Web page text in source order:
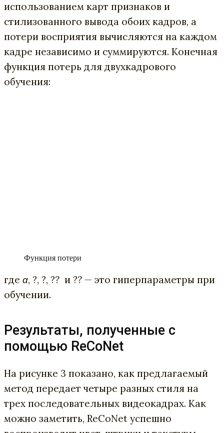
использованием карт признаков и
стилизованного вывода обоих кадров, а
потери восприятия вычисляются на каждом
кадре независимо и суммируются. Конечная
функция потерь для двухкадрового
обучения:
Функция потери
где α, ?, ?, ?? и ?? — это гиперпараметры при
обучении.
Результаты, полученные с
помощью ReCoNet
На рисунке 3 показано, как предлагаемый
метод передает четыре разных стиля на
трех последовательных видеокадрах. Как
можно заметить, ReCoNet успешно